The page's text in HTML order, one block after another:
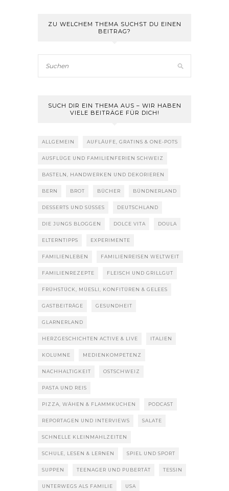
ZU WELCHEM THEMA SUCHST DU EINEN
BEITRAG?
SUCH DIR EIN THEMA AUS – WIR HABEN
VIELE BEITRÄGE FÜR DICH!
ALLGEMEIN AUFLÄUFE, GRATINS & ONE-POTS
AUSFLÜGE UND FAMILIENFERIEN SCHWEIZ
BASTELN, HANDWERKEN UND DEKORIEREN
BERN BROT BÜCHER BÜNDNERLAND
DESSERTS UND SÜSSES DEUTSCHLAND
DIE JUNGS BLOGGEN DOLCE VITA DOULA
ELTERNTIPPS EXPERIMENTE
FAMILIENLEBEN FAMILIENREISEN WELTWEIT
FAMILIENREZEPTE FLEISCH UND GRILLGUT
FRÜHSTÜCK, MÜESLI, KONFITÜREN & GELEES
GASTBEITRÄGE GESUNDHEIT
GLARNERLAND
HERZGESCHICHTEN ACTIVE & LIVE ITALIEN
KOLUMNE MEDIENKOMPETENZ
NACHHALTIGKEIT OSTSCHWEIZ
PASTA UND REIS
PIZZA, WÄHEN & FLAMMKUCHEN PODCAST
REPORTAGEN UND INTERVIEWS SALATE
SCHNELLE KLEINMAHLZEITEN
SCHULE, LESEN & LERNEN SPIEL UND SPORT
SUPPEN TEENAGER UND PUBERTÄT TESSIN
UNTERWEGS ALS FAMILIE USA